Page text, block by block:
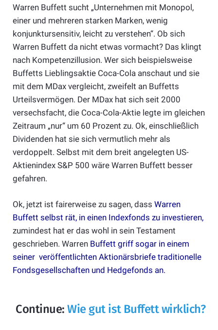
Warren Buffett sucht „Unternehmen mit Monopol,
einer und mehreren starken Marken, wenig
konjunktursensitiv, leicht zu verstehen“. Ob sich
Warren Buffett da nicht etwas vormacht? Das klingt
nach Kompetenzillusion. Wer sich beispielsweise
Buffetts Lieblingsaktie Coca-Cola anschaut und sie
mit dem MDax vergleicht, zweifelt an Buffetts
Urteilsvermögen. Der MDax hat sich seit 2000
versechsfacht, die Coca-Cola-Aktie legte im gleichen
Zeitraum „nur“ um 60 Prozent zu. Ok, einschließlich
Dividenden hat sie sich vermutlich mehr als
verdoppelt. Selbst mit dem breit angelegten US-
Aktienindex S&P 500 wäre Warren Buffett besser
gefahren.
Ok, jetzt ist fairerweise zu sagen, dass Warren
Buffett selbst rät, in einen Indexfonds zu investieren,
zumindest hat er das wohl in sein Testament
geschrieben. Warren Buffett griff sogar in einem
seiner veröffentlichten Aktionärsbriefe traditionelle
Fondsgesellschaften und Hedgefonds an.
Continue:Wie gut ist Buffett wirklich?